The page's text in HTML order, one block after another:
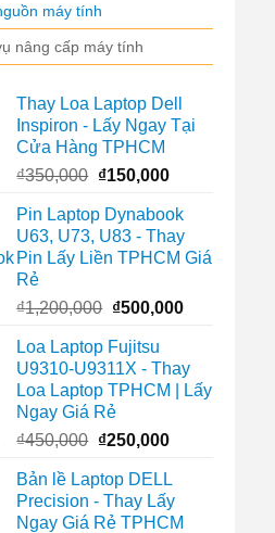
máy tính
nâng cấp máy tính
Thay Loa Laptop Dell
Inspiron - Lấy Ngay Tại
Cửa Hàng TPHCM
₫350,000 Giá
là:
₫350,000.
₫150,000Giá
tại
là:
₫150,000.
Pin Laptop Dynabook
U63, U73, U83 - Thay
Pin Lấy Liền TPHCM Giá
Rẻ
₫1,200,000 Giá
là:
₫1,200,000.
₫500,000Giá
là:
₫500,000.
Loa Laptop Fujitsu
U9310-U9311X - Thay
Loa Laptop TPHCM | Lấy
Ngay Giá Rẻ
₫450,000 Giá
là:
₫450,000.
₫250,000Giá
tại
là:
Bản lề Laptop DELL
Precision - Thay Lấy
Ngay Giá Rẻ TPHCM